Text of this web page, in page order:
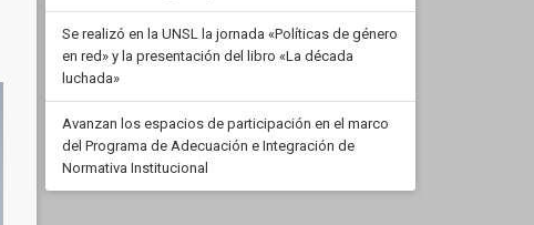
Se realizó en la UNSL la jornada «Políticas de género
en red» y la presentación del libro «La década
luchada»
Avanzan los espacios de participación en el marco
del Programa de Adecuación e Integración de
Normativa Institucional